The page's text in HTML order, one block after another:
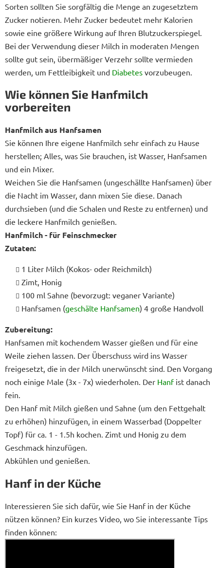
Sorten sollten Sie sorgfältig die Menge an zugesetztem
Zucker notieren. Mehr Zucker bedeutet mehr Kalorien
sowie eine größere Wirkung auf Ihren Blutzuckerspiegel.
Bei der Verwendung dieser Milch in moderaten Mengen
sollte gut sein, übermäßiger Verzehr sollte vermieden
werden, um Fettleibigkeit und Diabetes vorzubeugen.
Wie können Sie Hanfmilch
vorbereiten
Hanfmilch aus Hanfsamen
Sie können Ihre eigene Hanfmilch sehr einfach zu Hause
herstellen; Alles, was Sie brauchen, ist Wasser, Hanfsamen
und ein Mixer.
Weichen Sie die Hanfsamen (ungeschällte Hanfsamen) über
die Nacht im Wasser, dann mixen Sie diese. Danach
durchsieben (und die Schalen und Reste zu entfernen) und
die leckere Hanfmilch genießen.
Hanfmilch - für Feinschmecker
Zutaten:
1 Liter Milch (Kokos- oder Reichmilch)
Zimt, Honig
100 ml Sahne (bevorzugt: veganer Variante)
Hanfsamen (geschälte Hanfsamen) 4 große Handvoll
Zubereitung:
Hanfsamen mit kochendem Wasser gießen und für eine
Weile ziehen lassen. Der Überschuss wird ins Wasser
freigesetzt, die in der Milch unerwünscht sind. Den Vorgang
noch einige Male (3x - 7x) wiederholen. Der Hanfist danach
fein.
Den Hanf mit Milch gießen und Sahne (um den Fettgehalt
zu erhöhen) hinzufügen, in einem Wasserbad (Doppelter
Topf) für ca. 1 - 1.5h kochen. Zimt und Honig zu dem
Geschmack hinzufügen.
Abkühlen und genießen.
Hanf in der Küche
Interessieren Sie sich dafür, wie Sie Hanf in der Küche
nützen können? Ein kurzes Video, wo Sie interessante Tips
finden können: